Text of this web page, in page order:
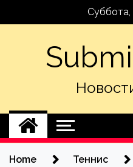
Суббота,
Home
Теннис